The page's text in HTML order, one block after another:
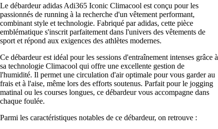
Le débardeur adidas Adi365 Iconic Climacool est conçu pour les
passionnés de running à la recherche d'un vêtement performant,
combinant style et technologie. Fabriqué par adidas, cette pièce
emblématique s'inscrit parfaitement dans l'univers des vêtements de
sport et répond aux exigences des athlètes modernes.
Ce débardeur est idéal pour les sessions d'entraînement intenses grâce à
sa technologie Climacool qui offre une excellente gestion de
l'humidité. Il permet une circulation d'air optimale pour vous garder au
frais et à l'aise, même lors des efforts soutenus. Parfait pour le jogging
matinal ou les courses longues, ce débardeur vous accompagne dans
chaque foulée.
Parmi les caractéristiques notables de ce débardeur, on retrouve :